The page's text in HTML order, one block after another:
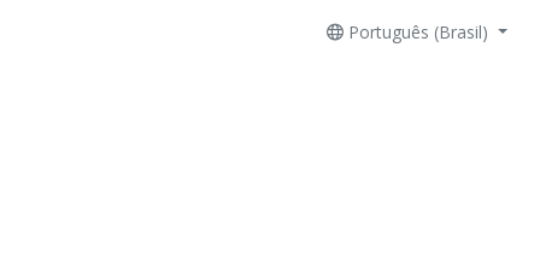
Português (Brasil)